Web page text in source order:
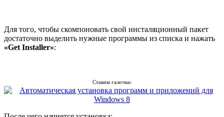
Для того, чтобы скомпоновать свой инсталяционный пакет
достаточно выделить нужные программы из списка и нажать
«Get Installer»:
Ставим галочки: